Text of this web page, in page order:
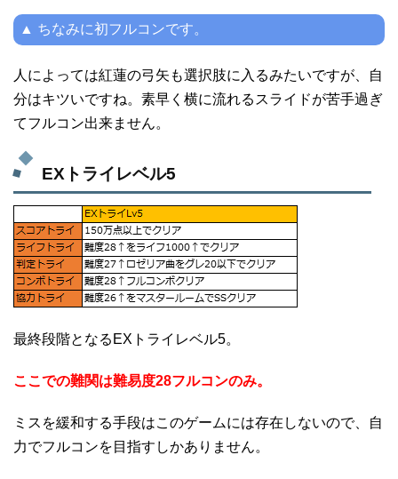
▲ ちなみに初フルコンです。
人によっては紅蓮の弓矢も選択肢に入るみたいですが、自
分はキツいですね。素早く横に流れるスライドが苦手過ぎ
てフルコン出来ません。
EXトライレベル5
最終段階となるEXトライレベル5。
ここでの難関は難易度28フルコンのみ。
ミスを緩和する手段はこのゲームには存在しないので、自
力でフルコンを目指すしかありません。